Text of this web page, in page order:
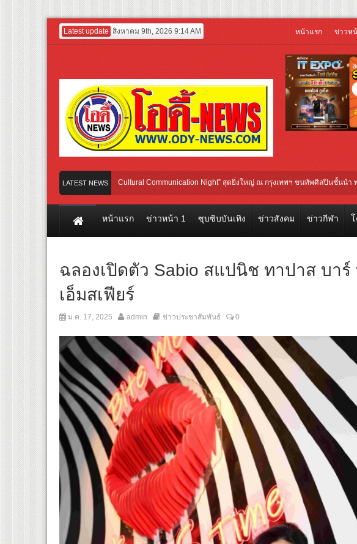
Latest update สิงหาคม 9th, 2026 9:14 AM หน้าแรก ข่าวห
LATEST NEWS
ย-จีน กับ “2026 Weibo Cultural Communication Night” สุดยิ่งใหญ่ ณ กรุงเทพฯ ขนทัพศิลปินชั้นนำ พร้อมกาล่าไ
รบิน TransNusa Airlines เส้นทางจาการ์ตา-กรุงเทพฯ เสริม Air Connectivity ดึงนักท่องเที่ยวคุณภาพจากอินโดนี
หน้าแรก ข่าวหน้า 1 ซุบซิบบันเทิง ข่าวสังคม ข่าวกีฬา
ฉลองเปิดตัว Sabio สแปนิช ทาปาส บา
เอ็มสเฟียร์
ม.ค. 17, 2025 admin ข่าวประชาสัมพันธ์ 0